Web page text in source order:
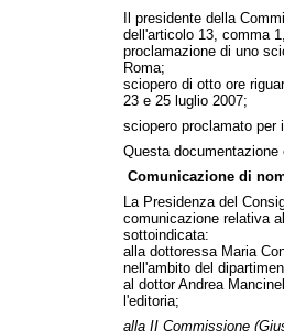
Il presidente della
dell'articolo 13, comma
proclamazione di uno
Roma;
sciopero di otto ore
23 e 25 luglio 2007;
sciopero proclamato per
Questa
Comunicazione di
La Presidenza del
comunicazione relativa
sottoindicata:
alla dottoressa Maria
nell'ambito del
al dottor Andrea
l'editoria;
alla II Commissione